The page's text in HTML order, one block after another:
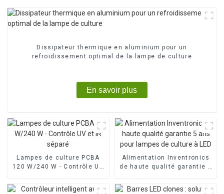
Dissipateur thermique en aluminium pour un
refroidissement optimal de la lampe de culture
En savoir plus
Lampes de culture PCBA
120 W/240 W - Contrôle UV
Alimentation Inventronics
de haute qualité garantie 5
à LED